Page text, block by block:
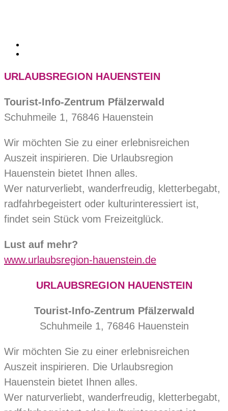
URLAUBSREGION HAUENSTEIN
Tourist-Info-Zentrum Pfälzerwald
Schuhmeile 1, 76846 Hauenstein
Wir möchten Sie zu einer erlebnisreichen
Auszeit inspirieren. Die Urlaubsregion
Hauenstein bietet Ihnen alles.
Wer naturverliebt, wanderfreudig, kletterbegabt,
radfahrbegeistert oder kulturinteressiert ist,
findet sein Stück vom Freizeitglück.
Lust auf mehr?
www.urlaubsregion-hauenstein.de
URLAUBSREGION HAUENSTEIN
Tourist-Info-Zentrum Pfälzerwald
Schuhmeile 1, 76846 Hauenstein
Wir möchten Sie zu einer erlebnisreichen
Auszeit inspirieren. Die Urlaubsregion
Hauenstein bietet Ihnen alles.
Wer naturverliebt, wanderfreudig, kletterbegabt,